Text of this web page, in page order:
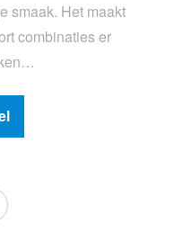
smaak. Het maakt
combinaties er